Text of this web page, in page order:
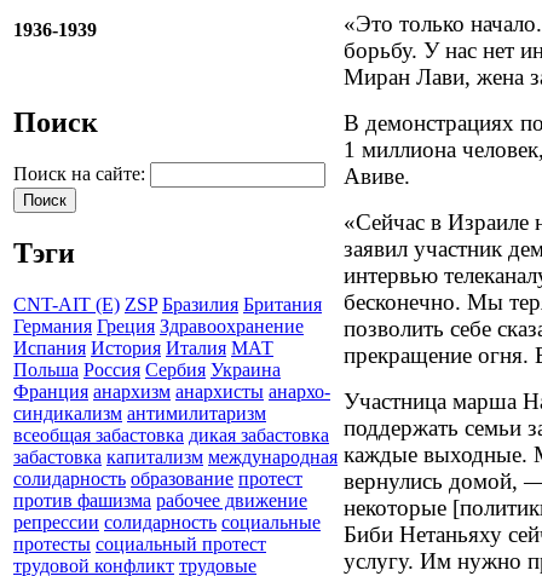
1936-1939
Поиск
Поиск на сайте:
Тэги
CNT-AIT (E) ZSP Бразилия Британия
Германия Греция Здравоохранение
Испания История Италия МАТ
Польша Россия Сербия Украина
Франция анархизм анархисты анархо-
синдикализм антимилитаризм
всеобщая забастовка дикая забастовка
забастовка капитализм международная
солидарность образование протест
против фашизма рабочее движение
репрессии солидарность социальные
протесты социальный протест
трудовой конфликт трудовые
«Это только
борьбу. У нас нет
Миран Лави, жена
В демонстрациях
1 миллиона
Авиве.
«Сейчас в Израиле
заявил участник
интервью
бесконечно. Мы
позволить себе
прекращение огня.
Участница марша
поддержать семьи
каждые выходные.
вернулись домой,
некоторые
Биби Нетаньяху
услугу. Им нужно